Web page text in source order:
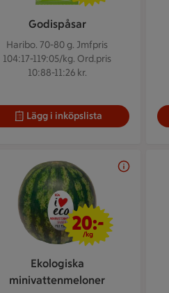
Godispåsar
Haribo. 70-80 g. Jmfpris
104:17-119:05/kg. Ord.pris
10:88-11:26 kr.
Lägg i inköpslista
Ekologiska
minivattenmeloner
20 kr/kg
20:-
/kg